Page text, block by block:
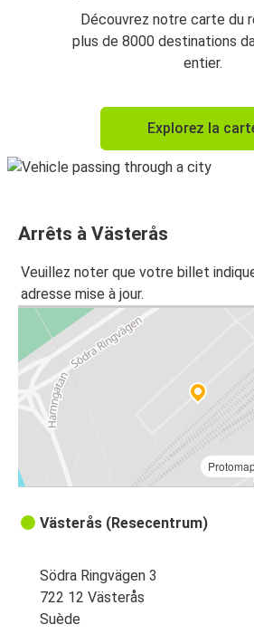
Découvrez notre carte du
plus de 8000 destinations
entier.
Explorez la
Arrêts à Västerås
Veuillez noter que votre billet
adresse mise à jour.
Västerås (Resecentrum)
Södra Ringvägen 3
722 12 Västerås
Suède